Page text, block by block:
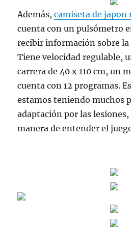
Además,camiseta de japon
cuenta con un pulsómetro
recibir información sobre la
Tiene velocidad regulable,
carrera de 40 x 110 cm, un
cuenta con 12 programas.
estamos teniendo muchos
adaptación por las lesiones,
manera de entender el